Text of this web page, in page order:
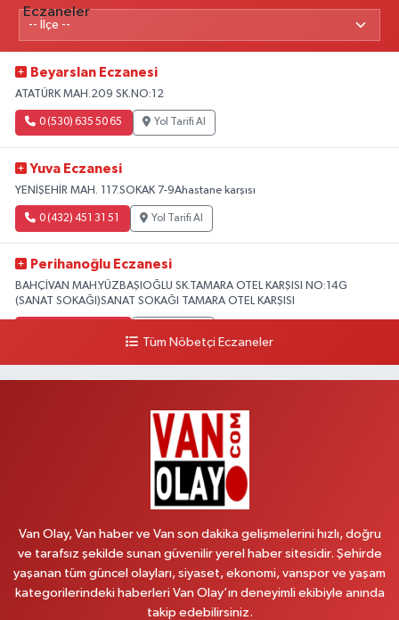
Beyarslan Eczanesi
ATATÜRK MAH.209 SK.NO:12
0 (530) 635 50 65 Yol Tarifi Al
Yuva Eczanesi
YENİŞEHİR MAH. 117.SOKAK 7-9Ahastane karşısı
0 (432) 451 31 51 Yol Tarifi Al
Perihanoğlu Eczanesi
BAHÇİVAN MAH.YÜZBAŞIOĞLU SK.TAMARA OTEL KARŞISI NO:14G
(SANAT SOKAĞI)SANAT SOKAĞI TAMARA OTEL KARŞISI
Yol Tarifi Al
BEYAZIT MAH.ZEYLAN CADDESİ OKYANUS GİYİM YANI NO:1
Afşar Eczanesi
Kazım Karabekir cad.Eski Araştırma Hastanesi karşısı (kent park karşısı )
Tüm Nöbetçi Eczaneler
Van Olay, Van haber ve Van son dakika gelişmelerini hızlı, doğru
ve tarafsız şekilde sunan güvenilir yerel haber sitesidir. Şehirde
yaşanan tüm güncel olayları, siyaset, ekonomi, vanspor ve yaşam
kategorilerindeki haberleri Van Olay’ın deneyimli ekibiyle anında
takip edebilirsiniz.